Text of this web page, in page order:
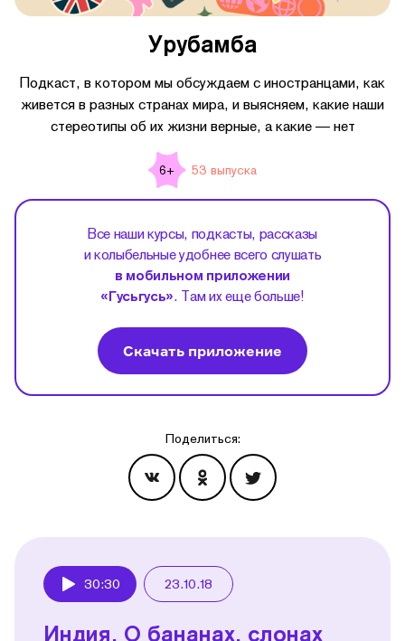
Урубамба
Подкаст, в котором мы обсуждаем с иностранцами, как
живется в разных странах мира, и выясняем, какие наши
стереотипы об их жизни верные, а какие — нет
6+ 53 выпуска
Все наши курсы, подкасты, рассказы
и колыбельные удобнее всего слушать
в мобильном приложении
«Гусьгусь». Там их еще больше!
Скачать приложение
Поделиться:
30:30 23.10.18
Индия. О бананах, слонах